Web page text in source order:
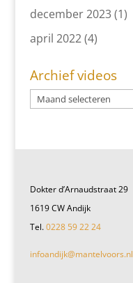
december 2023(1)
april 2022(4)
Archief videos
Dokter d’Arnaudstraat 29
1619 CW Andijk
Tel.0228 59 22 24
infoandijk@mantelvoors.nl